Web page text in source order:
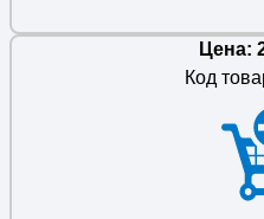
Цена:
Код